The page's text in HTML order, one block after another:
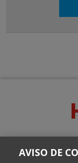
Escrito por el
AVISO DE